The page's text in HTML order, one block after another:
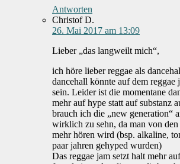
Antworten
Christof D.
26. Mai 2017 am 13:09
Lieber „das langweilt mich“,
ich höre lieber reggae als
dancehall könnte auf dem reggae
sein. Leider ist die momentane
mehr auf hype statt auf substanz
brauch ich die „new generation“
wirklich zu sehn, da man von
mehr hören wird (bsp. alkaline,
paar jahren gehyped wurden)
Das reggae jam setzt halt mehr